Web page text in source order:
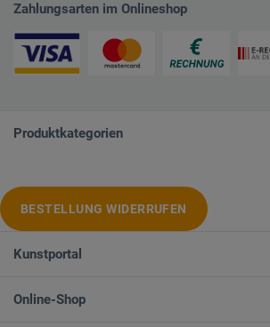
Zahlungsarten im Onlineshop
Produktkategorien
BESTELLUNG WIDERRUFEN
Kunstportal
Online-Shop